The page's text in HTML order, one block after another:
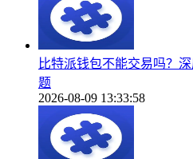
比特派钱包不能交易吗？
题
2026-08-09 13:33:58